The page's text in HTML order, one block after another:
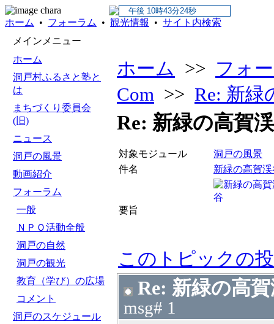
ホーム • フォーラム • 観光情報 • サイト内検索
メインメニュー
ホーム
洞戸村ふるさと塾と
は
まちづくり委員会
(旧)
ニュース
洞戸の風景
動画紹介
フォーラム
一般
ＮＰＯ活動全般
洞戸の自然
洞戸の観光
教育（学び）の広場
コメント
洞戸のスケジュール
ホーム >> フォ
Com >> Re: 新緑
Re: 新緑の高賀
対象モジュール
洞戸の風景
件名
新緑の高賀
要旨
このトピックの
Re: 新緑の高
msg# 1